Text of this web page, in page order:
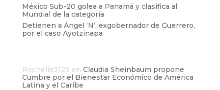
México Sub-20 golea a Panamá y clasifica al
Mundial de la categoría
Detienen a Ángel ‘N’, exgobernador de Guerrero,
por el caso Ayotzinapa
Rochelle3129 en Claudia Sheinbaum propone
Cumbre por el Bienestar Económico de América
Latina y el Caribe